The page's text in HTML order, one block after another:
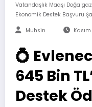
Vatandaşlık Maaşı
Ekonomik Destek Başvuru
Muhsin
💍
645 Bin
Destek